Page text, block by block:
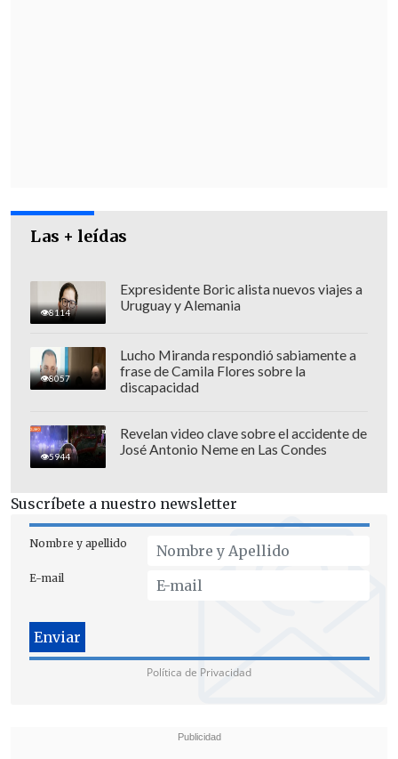
Las + leídas
8114
Expresidente Boric alista nuevos viajes a
Uruguay y Alemania
8057
Lucho Miranda respondió sabiamente a
frase de Camila Flores sobre la
discapacidad
5944
Revelan video clave sobre el accidente de
José Antonio Neme en Las Condes
Suscríbete a nuestro newsletter
Nombre y apellido
E-mail
Política de Privacidad